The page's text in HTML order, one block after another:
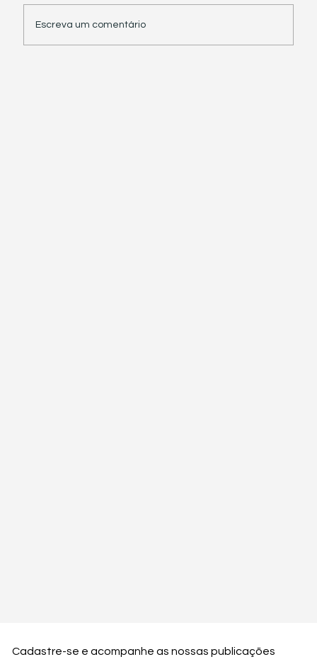
Escreva um comentário
Cadastre-se e acompanhe as nossas publicações